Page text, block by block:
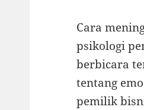
Cara
psikologi
berbicara
tentang
pemilik